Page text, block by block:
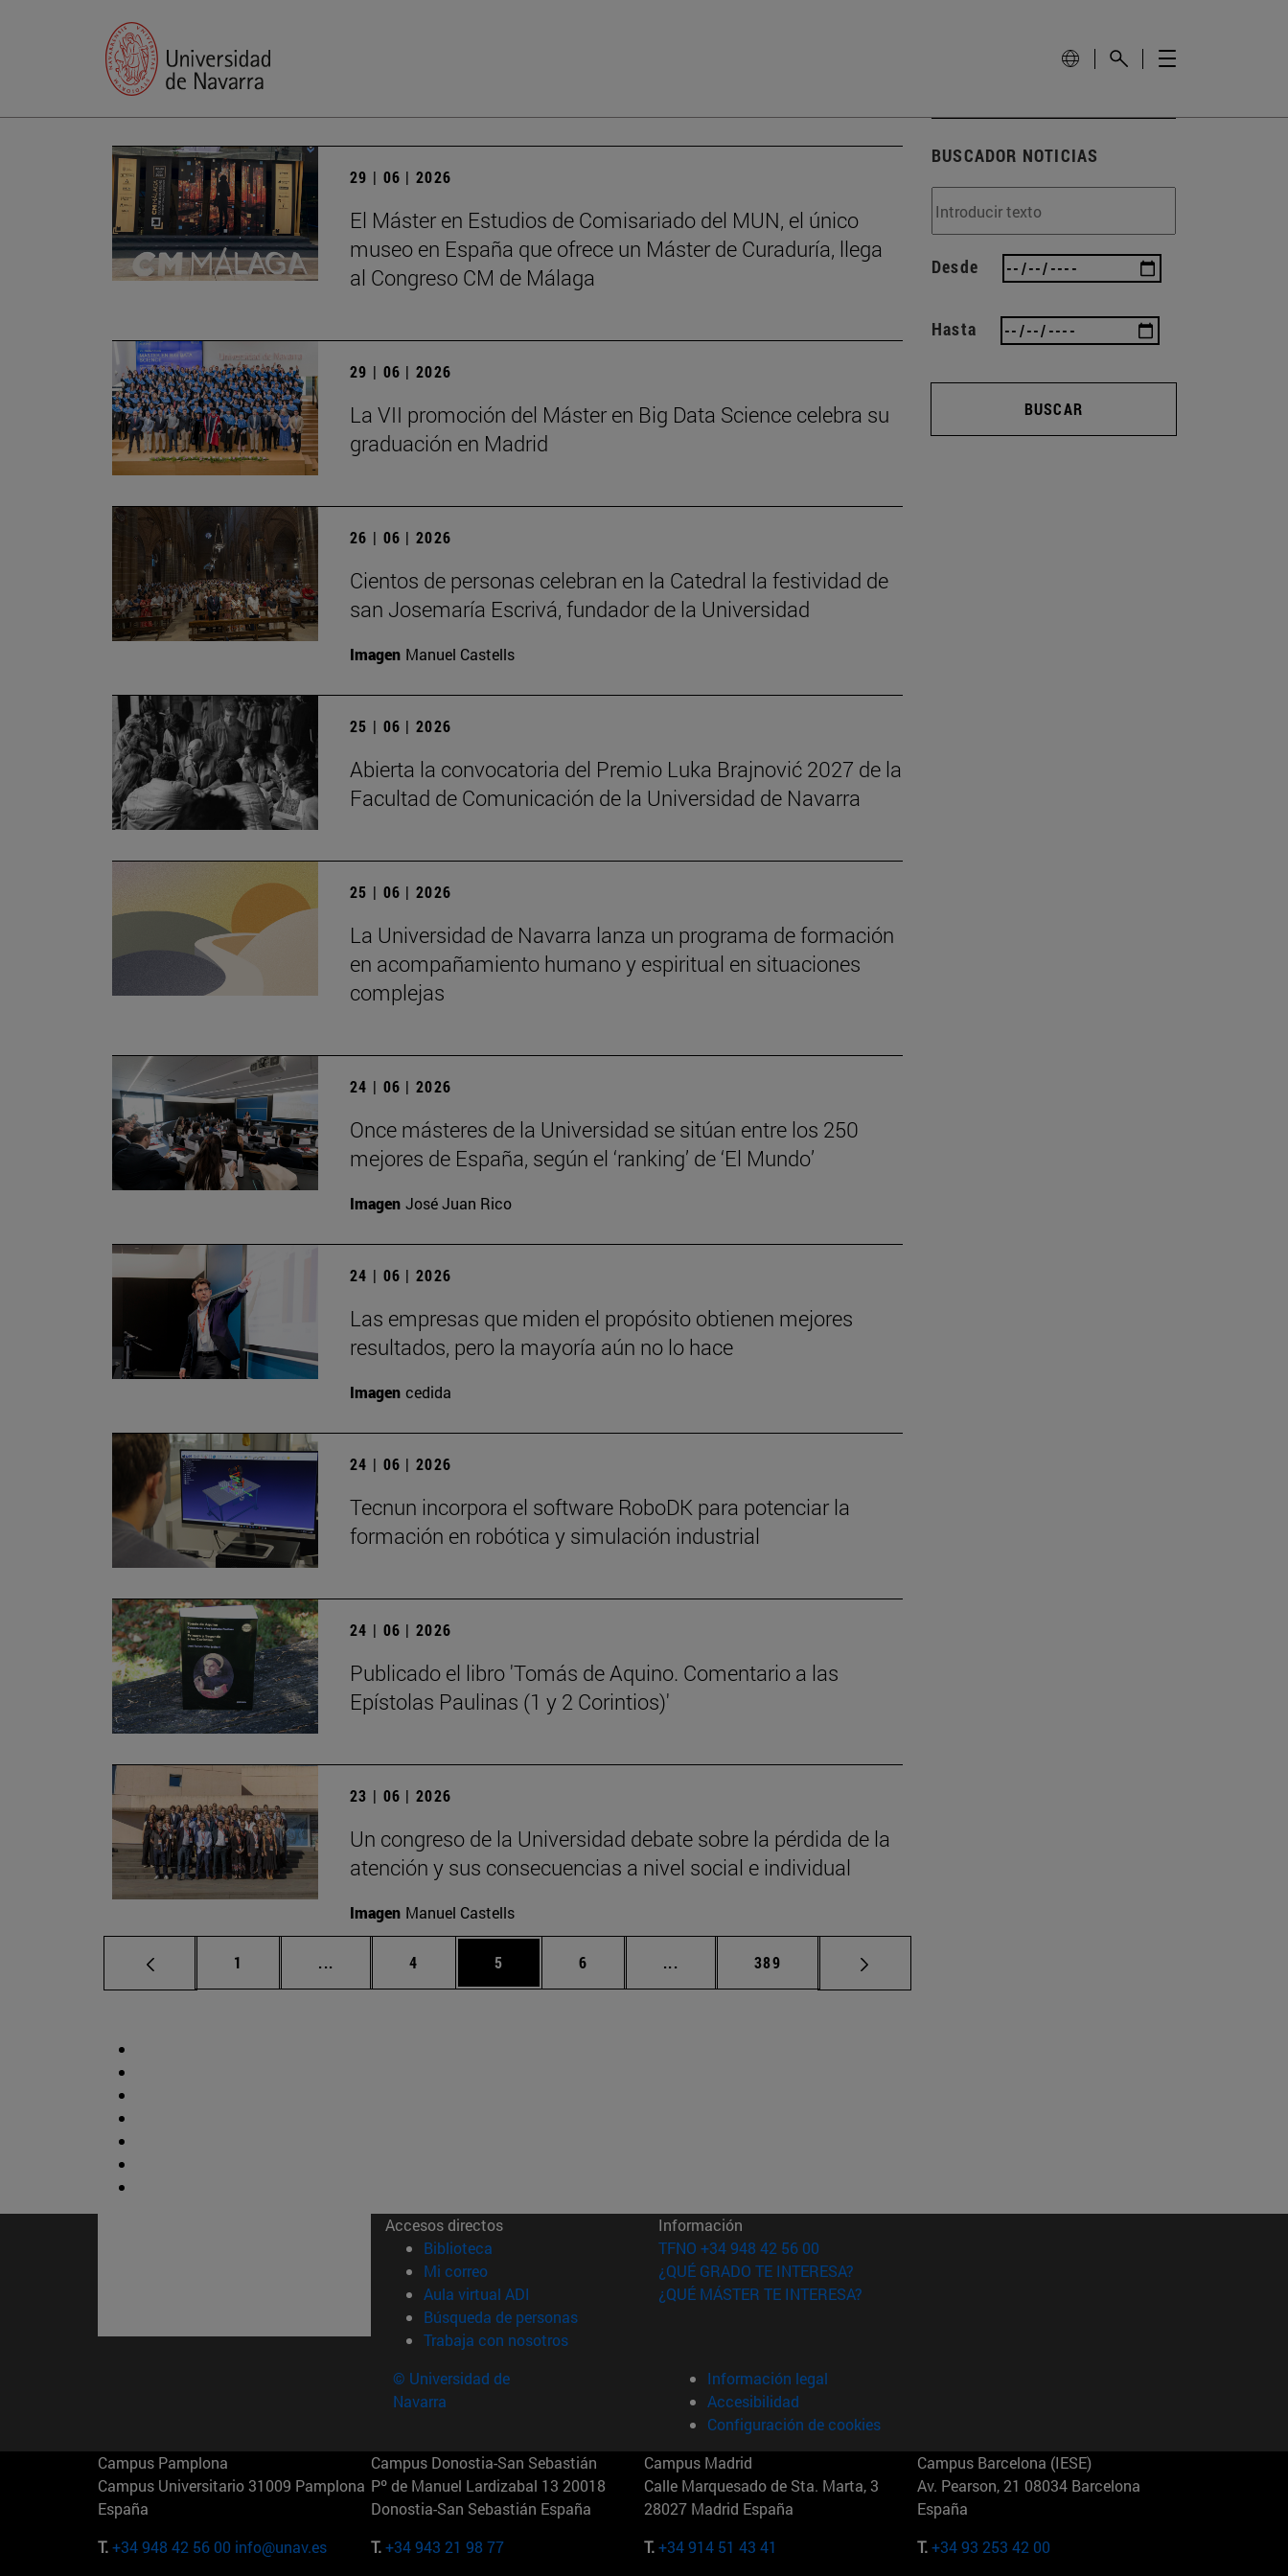
29 | 06 | 2026
El Máster en Estudios de Comisariado del MUN, el único
museo en España que ofrece un Máster de Curaduría, llega
al Congreso CM de Málaga
29 | 06 | 2026
La VII promoción del Máster en Big Data Science celebra su
graduación en Madrid
26 | 06 | 2026
Cientos de personas celebran en la Catedral la festividad de
san Josemaría Escrivá, fundador de la Universidad
Imagen Manuel Castells
25 | 06 | 2026
Abierta la convocatoria del Premio Luka Brajnović 2027 de la
Facultad de Comunicación de la Universidad de Navarra
25 | 06 | 2026
La Universidad de Navarra lanza un programa de formación
en acompañamiento humano y espiritual en situaciones
complejas
24 | 06 | 2026
Once másteres de la Universidad se sitúan entre los 250
mejores de España, según el ‘ranking’ de ‘El Mundo’
Imagen José Juan Rico
24 | 06 | 2026
Las empresas que miden el propósito obtienen mejores
resultados, pero la mayoría aún no lo hace
Imagen cedida
24 | 06 | 2026
Tecnun incorpora el software RoboDK para potenciar la
formación en robótica y simulación industrial
24 | 06 | 2026
Publicado el libro 'Tomás de Aquino. Comentario a las
Epístolas Paulinas (1 y 2 Corintios)'
23 | 06 | 2026
Un congreso de la Universidad debate sobre la pérdida de la
atención y sus consecuencias a nivel social e individual
Imagen Manuel Castells
Página
1 ... Páginas intermedias Use TAB para desplazarse.
Página
4 Página
5 Página
6 ... Páginas intermedias Use TAB para desplazarse.
Página
389
BUSCADOR NOTICIAS
Desde
Hasta
BUSCAR
Accesos directos
Biblioteca (abre en nueva ventana)
Mi correo(abre en nueva ventana)
Aula virtual ADI (abre en nueva ventana)
Búsqueda de personas(abre en nueva ventana)
Trabaja con nosotros(abre en nueva ventana)
Información
TFNO +34 948 42 56 00
¿QUÉ GRADO TE INTERESA?
¿QUÉ MÁSTER TE INTERESA?
© Universidad de
Navarra
Información legal
Accesibilidad
Configuración de cookies
Campus Pamplona
Campus Universitario 31009 Pamplona
España
T.+34 948 42 56 00 info@unav.es
Campus Donostia-San Sebastián
Pº de Manuel Lardizabal 13 20018
Donostia-San Sebastián España
T.+34 943 21 98 77
Campus Madrid
Calle Marquesado de Sta. Marta, 3
28027 Madrid España
T.+34 914 51 43 41
Campus Barcelona (IESE)
Av. Pearson, 21 08034 Barcelona
España
T.+34 93 253 42 00